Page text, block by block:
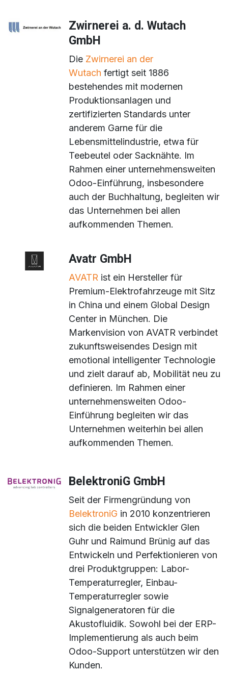
Zwirnerei a. d. Wutach
GmbH
Die Zwirnerei an der
Wutach fertigt seit 1886
bestehendes mit modernen
Produktionsanlagen und
zertifizierten Standards unter
anderem Garne für die
Lebensmittelindustrie, etwa für
Teebeutel oder Sacknähte. Im
Rahmen einer unternehmensweiten
Odoo-Einführung, insbesondere
auch der Buchhaltung, begleiten wir
das Unternehmen bei allen
aufkommenden Themen.
Avatr GmbH
AVATR ist ein Hersteller für
Premium-Elektrofahrzeuge mit Sitz
in China und einem Global Design
Center in München. Die
Markenvision von AVATR verbindet
zukunftsweisendes Design mit
emotional intelligenter Technologie
und zielt darauf ab, Mobilität neu zu
definieren. Im Rahmen einer
unternehmensweiten Odoo-
Einführung begleiten wir das
Unternehmen weiterhin bei allen
aufkommenden Themen.
BelektroniG GmbH
Seit der Firmengründung von
BelektroniG in 2010 konzentrieren
sich die beiden Entwickler Glen
Guhr und Raimund Brünig auf das
Entwickeln und Perfektionieren von
drei Produktgruppen: Labor-
Temperaturregler, Einbau-
Temperaturregler sowie
Signalgeneratoren für die
Akustofluidik. Sowohl bei der ERP-
Implementierung als auch beim
Odoo-Support unterstützen wir den
Kunden.